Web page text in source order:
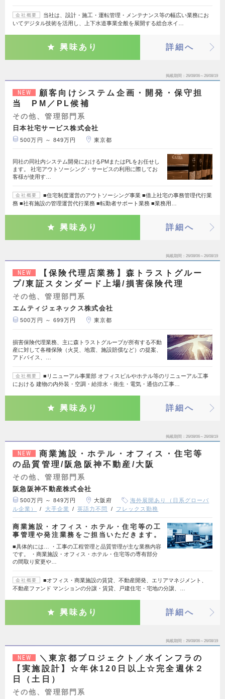
会社概要
当社は、設計・施工・運転管理・メンテナンス等の幅広い業務にお
いてデジタル技術を活用し、上下水道事業全般を展開する総合水イ…
興味あり 詳細へ
掲載期間 26/08/06～26/08/19
NEW
顧客向けシステム企画・開発・保守担
当 PM／PL候補
その他、管理部門系
日本社宅サービス株式会社
500万円 ～ 849万円 東京都
同社の同社内システム開発におけるPMまたはPLをお任せし
ます。 社宅アウトソーシング・サービスの利用に際してお
客様が使用す…
会社概要
■住宅制度運営のアウトソーシング事業 ■借上社宅の事務管理代行業
務 ■社有施設の管理運営代行業務 ■転勤者サポート業務 ■業務用…
興味あり 詳細へ
掲載期間 26/08/06～26/08/19
NEW
【保険代理店業務】森トラストグルー
プ/東証スタンダード上場/損害保険代理
その他、管理部門系
エムティジェネックス株式会社
500万円 ～ 699万円 東京都
損害保険代理業務、主に森トラストグループが所有する不動
産に対して各種保険（火災、地震、施設賠償など）の提案、
アドバイス、…
会社概要
■リニューアル事業部 オフィスビルやホテル等のリニューアル工事
における 建物の内外装・空調・給排水・衛生・電気・通信の工事…
興味あり 詳細へ
掲載期間 26/08/06～26/08/19
NEW
商業施設・ホテル・オフィス・住宅等
の品質管理/阪急阪神不動産/大阪
その他、管理部門系
阪急阪神不動産株式会社
500万円 ～ 849万円 大阪府
海外展開あり（日系グローバ
ル企業）
大手企業 英語力不問 フレックス勤務
商業施設・オフィス・ホテル・住宅等の工
事管理や発注業務をご担当いただきます。
■具体的には… ・工事の工程管理と品質管理が主な業務内容
です。 ・商業施設・オフィス・ホテル・住宅等の専有部分
の間取り変更や…
会社概要
■オフィス・商業施設の賃貸、不動産開発、エリアマネジメント、
不動産ファンド マンションの分譲・賃貸、戸建住宅・宅地の分譲、…
興味あり 詳細へ
掲載期間 26/08/06～26/08/19
NEW
＼東京都プロジェクト／水インフラの
【実施設計】☆年休120日以上☆完全週休２
日（土日）
その他、管理部門系